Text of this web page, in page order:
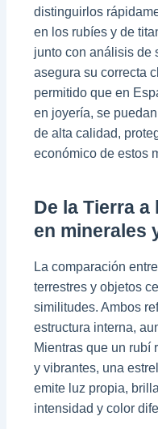
distinguirlos
en los rubíes y de
junto con análisis de
asegura su correcta
permitido que en
en joyería, se
de alta calidad,
económico de estos
De la Tierra
en minerales
La comparación
terrestres y objetos
similitudes. Ambos
estructura interna,
Mientras que un rubí
y vibrantes, una
emite luz propia,
intensidad y color